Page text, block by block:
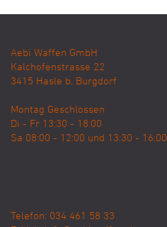
Aebi Waffen GmbH
Kalchofenstrasse 22
3415 Hasle b. Burgdorf
Montag Geschlossen
Di - Fr 13:30 - 18:00
Sa 08:00 - 12:00 und 13:30 - 16:00
Telefon: 034 461 58 33